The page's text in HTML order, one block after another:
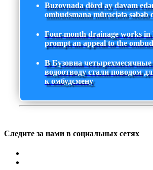
Buzovnada dörd ay davam
ombudsmana müraciətə səbəb
Four-month drainage works in
prompt an appeal to the
В Бузовна
водоотводу стали поводом
к омбудсмену
Следите за нами в социальных сетях